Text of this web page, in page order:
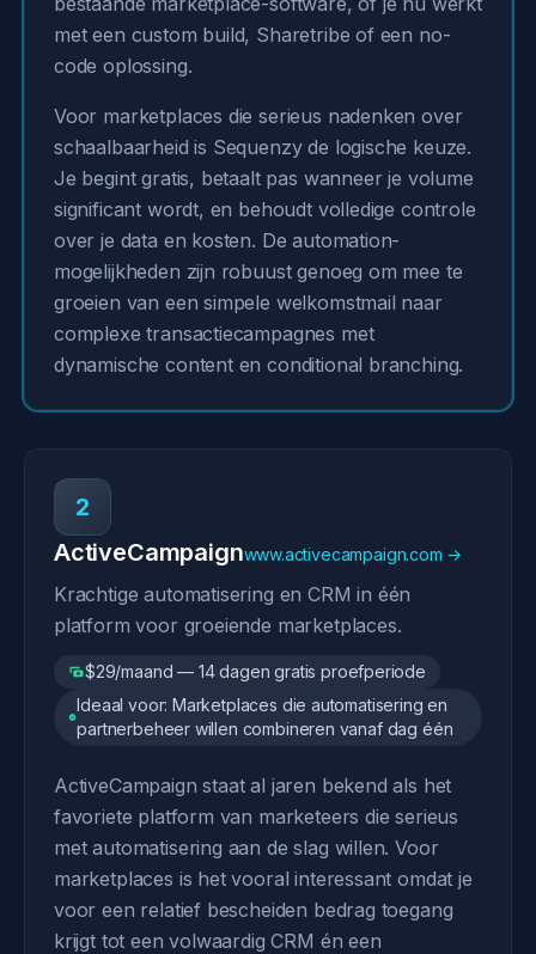
met een custom build, Sharetribe of een no-
code oplossing.
Voor marketplaces die serieus nadenken over
schaalbaarheid is Sequenzy de logische keuze.
Je begint gratis, betaalt pas wanneer je volume
significant wordt, en behoudt volledige controle
over je data en kosten. De automation-
mogelijkheden zijn robuust genoeg om mee te
groeien van een simpele welkomstmail naar
complexe transactiecampagnes met
dynamische content en conditional branching.
2
ActiveCampaignwww.activecampaign.com →
Krachtige automatisering en CRM in één
platform voor groeiende marketplaces.
$29/maand — 14 dagen gratis proefperiode
Ideaal voor: Marketplaces die automatisering en
partnerbeheer willen combineren vanaf dag één
ActiveCampaign staat al jaren bekend als het
favoriete platform van marketeers die serieus
met automatisering aan de slag willen. Voor
marketplaces is het vooral interessant omdat je
voor een relatief bescheiden bedrag toegang
krijgt tot een volwaardig CRM én een